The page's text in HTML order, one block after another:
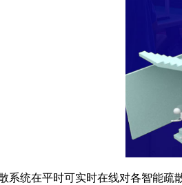
统在平时可实时在线对各智能疏散